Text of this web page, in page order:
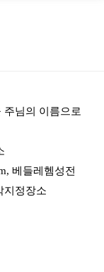
주님의 이름으로
베들레헴성전
지정장소